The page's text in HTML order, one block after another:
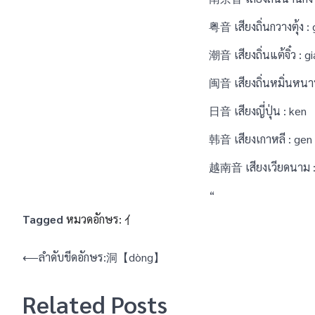
粤音 เสียงถิ่นกวางตุ้ง :
潮音 เสียงถิ่นแต้จิ๋ว :
闽音 เสียงถิ่นหมิ่นหนา
日音 เสียงญี่ปุ่น : ken
韩音 เสียงเกาหลี : gen
越南音 เสียงเวียดนาม
“
Tagged หมวดอักษร: 亻
แนะแนว
⟵ลำดับขีดอักษร:洞【dòng】
Related Posts